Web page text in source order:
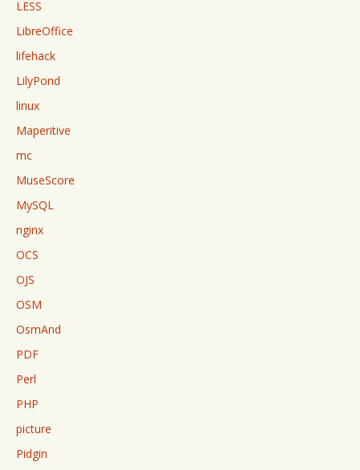
LESS
LibreOffice
lifehack
LilyPond
linux
Maperitive
mc
MuseScore
MySQL
nginx
OCS
OJS
OSM
OsmAnd
PDF
Perl
PHP
picture
Pidgin